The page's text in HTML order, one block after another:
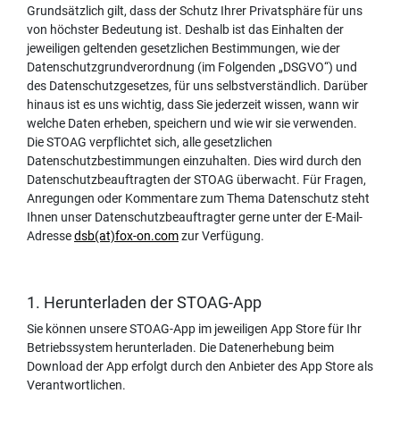
Grundsätzlich gilt, dass der Schutz Ihrer Privatsphäre für uns
von höchster Bedeutung ist. Deshalb ist das Einhalten der
jeweiligen geltenden gesetzlichen Bestimmungen, wie der
Datenschutzgrundverordnung (im Folgenden „DSGVO“) und
des Datenschutzgesetzes, für uns selbstverständlich. Darüber
hinaus ist es uns wichtig, dass Sie jederzeit wissen, wann wir
welche Daten erheben, speichern und wie wir sie verwenden.
Die STOAG verpflichtet sich, alle gesetzlichen
Datenschutzbestimmungen einzuhalten. Dies wird durch den
Datenschutzbeauftragten der STOAG überwacht. Für Fragen,
Anregungen oder Kommentare zum Thema Datenschutz steht
Ihnen unser Datenschutzbeauftragter gerne unter der E-Mail-
Adressedsb(at)fox-on.comzur Verfügung.
1. Herunterladen der STOAG-App
Sie können unsere STOAG-App im jeweiligen App Store für Ihr
Betriebssystem herunterladen. Die Datenerhebung beim
Download der App erfolgt durch den Anbieter des App Store als
Verantwortlichen.